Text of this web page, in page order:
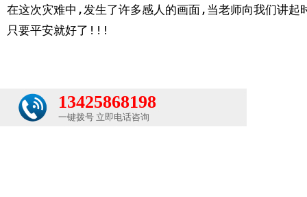
在这次灾难中,发生了许多感人的画面,当老师向我们讲
只要平安就好了!!!
13425868198
一键拨号 立即电话咨询